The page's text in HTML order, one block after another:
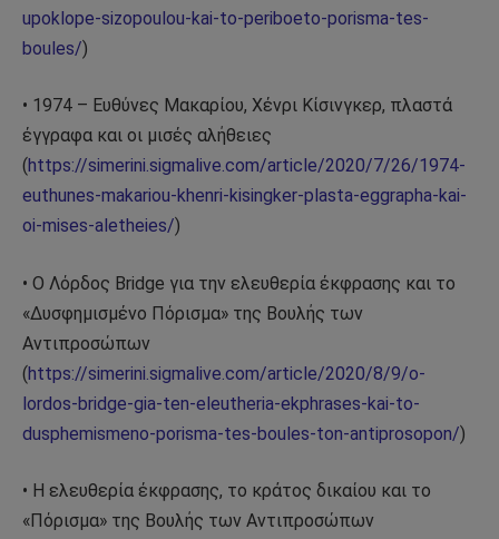
upoklope-sizopoulou-kai-to-periboeto-porisma-tes-
boules/)
• 1974 – Ευθύνες Μακαρίου, Χένρι Κίσινγκερ, πλαστά
έγγραφα και οι μισές αλήθειες
(https://simerini.sigmalive.com/article/2020/7/26/1974-
euthunes-makariou-khenri-kisingker-plasta-eggrapha-kai-
oi-mises-aletheies/)
• Ο Λόρδος Bridge για την ελευθερία έκφρασης και το
«Δυσφημισμένο Πόρισμα» της Βουλής των
Αντιπροσώπων
(https://simerini.sigmalive.com/article/2020/8/9/o-
lordos-bridge-gia-ten-eleutheria-ekphrases-kai-to-
dusphemismeno-porisma-tes-boules-ton-antiprosopon/)
• Η ελευθερία έκφρασης, το κράτος δικαίου και το
«Πόρισμα» της Βουλής των Αντιπροσώπων